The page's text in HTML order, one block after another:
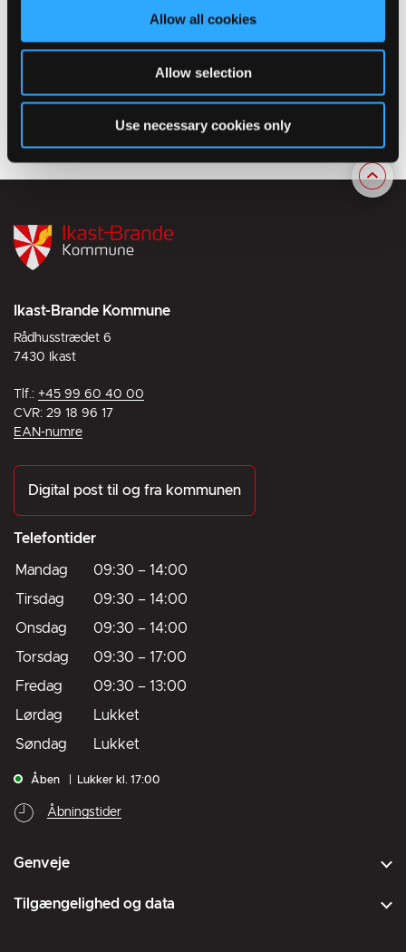
Allow all cookies
Allow selection
Use necessary cookies only
Sabrina Juel Therkelsen
Ikast-Brande Kommune
Rådhusstrædet 6
7430 Ikast
Tlf.: +45 99 60 40 00
CVR: 29 18 96 17
EAN-numre
Digital post til og fra kommunen
Telefontider
Mandag 09:30 – 14:00
Tirsdag
09:30 – 14:00
Onsdag
09:30 – 14:00
Torsdag
09:30 – 17:00
Fredag
09:30 – 13:00
Lørdag
Lukket
Søndag
Lukket
Åben Lukker kl. 17:00
Åbningstider
Genveje
Tilgængelighed og data